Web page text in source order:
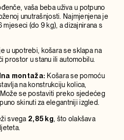
vaša beba uživa u potpuno
unutrašnjosti. Najmjenjena je
(do 9 kg), a dizajnirana s
u upotrebi, košara se sklapa na
prostor u stanu ili automobilu.
montaža: Košara se pomoću
na konstrukciju kolica,
se postaviti preko sjedećeg
skinuti za elegantniji izgled.
svega 2,85 kg , što olakšava